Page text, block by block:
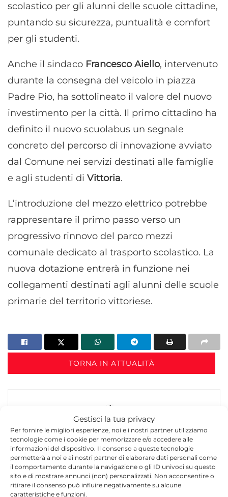
Gestisci la tua privacy
Per fornire le migliori esperienze, noi e i nostri partner utilizziamo
tecnologie come i cookie per memorizzare e/o accedere alle
informazioni del dispositivo. Il consenso a queste tecnologie
permetterà a noi e ai nostri partner di elaborare dati personali come
il comportamento durante la navigazione o gli ID univoci su questo
sito e di mostrare annunci (non) personalizzati. Non acconsentire o
ritirare il consenso può influire negativamente su alcune
caratteristiche e funzioni.
scolastico per gli alunni delle scuole cittadine,
puntando su sicurezza, puntualità e comfort
per gli studenti.
Anche il sindaco Francesco Aiello, intervenuto
durante la consegna del veicolo in piazza
Padre Pio, ha sottolineato il valore del nuovo
investimento per la città. Il primo cittadino ha
definito il nuovo scuolabus un segnale
concreto del percorso di innovazione avviato
dal Comune nei servizi destinati alle famiglie
e agli studenti di Vittoria.
L’introduzione del mezzo elettrico potrebbe
rappresentare il primo passo verso un
progressivo rinnovo del parco mezzi
comunale dedicato al trasporto scolastico. La
nuova dotazione entrerà in funzione nei
collegamenti destinati agli alunni delle scuole
primarie del territorio vittoriese.
TORNA IN ATTUALITÀ
Redazione
La redazione di Quotidianodiragusa.it è composta
da giornalisti, collaboratori e professionisti
dell’informazione che ogni giorno lavorano per